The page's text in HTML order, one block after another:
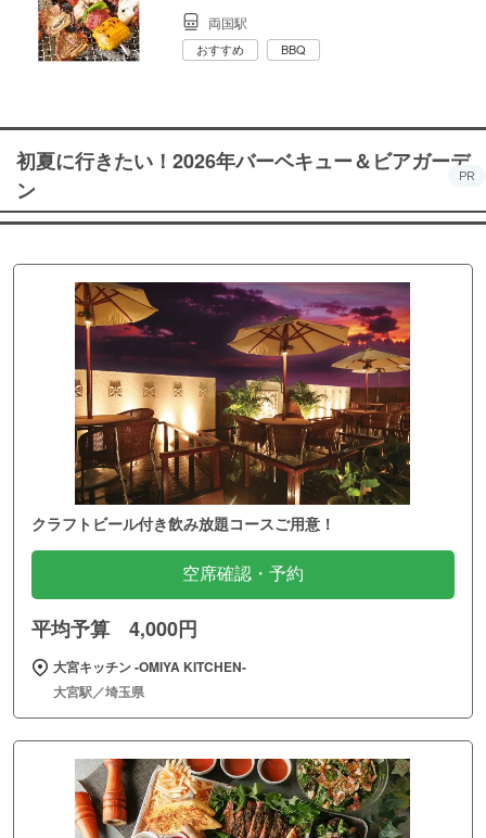
両国駅
おすすめ BBQ
初夏に行きたい！2026年バーベキュー＆ビアガーデ
ン
PR
クラフトビール付き飲み放題コースご用意！
空席確認・予約
平均予算 4,000円
大宮キッチン ‐OMIYA KITCHEN‐
大宮駅／埼玉県